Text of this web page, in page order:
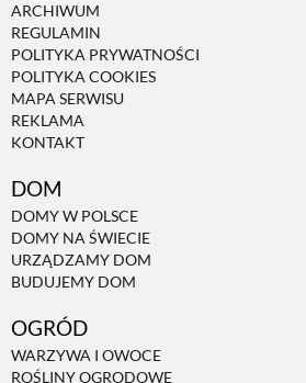
ARCHIWUM
REGULAMIN
POLITYKA PRYWATNOŚCI
POLITYKA COOKIES
MAPA SERWISU
REKLAMA
KONTAKT
DOM
DOMY W POLSCE
DOMY NA ŚWIECIE
URZĄDZAMY DOM
BUDUJEMY DOM
OGRÓD
WARZYWA I OWOCE
ROŚLINY OGRODOWE